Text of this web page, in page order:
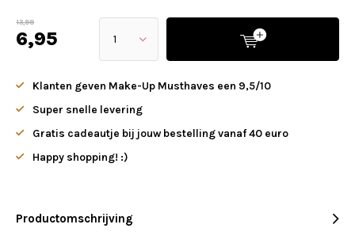
13,99
6,95
Klanten geven Make-Up Musthaves een 9,5/10
Super snelle levering
Gratis cadeautje bij jouw bestelling vanaf 40 euro
Happy shopping! :)
Productomschrijving